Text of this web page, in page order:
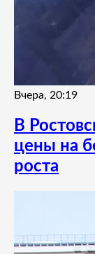
Вчера, 20:19
В
цены на
роста